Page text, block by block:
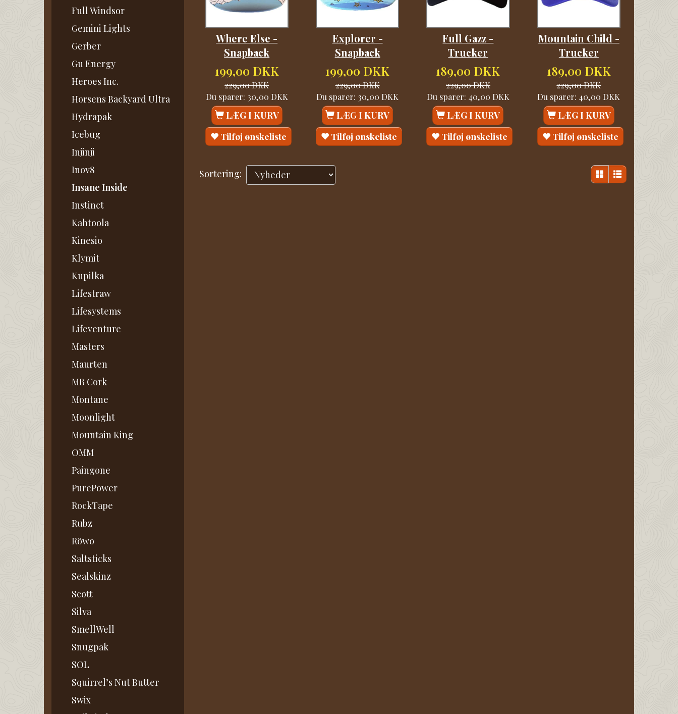
Full Windsor
Gemini Lights
Gerber
Gu Energy
Heroes Inc.
Horsens Backyard Ultra
Hydrapak
Icebug
Injinji
Inov8
Insane Inside
Instinct
Kahtoola
Kinesio
Klymit
Kupilka
Lifestraw
Lifesystems
Lifeventure
Masters
Maurten
MB Cork
Montane
Moonlight
Mountain King
OMM
Paingone
PurePower
RockTape
Rubz
Röwo
Saltsticks
Sealskinz
Scott
Silva
SmellWell
Snugpak
SOL
Squirrel’s Nut Butter
Swix
Where Else -
Snapback
199,00 DKK
229,00 DKK
Du sparer: 30,00 DKK
LÆG I KURV
Tilføj ønskeliste
Explorer -
Snapback
199,00 DKK
229,00 DKK
Du sparer: 30,00 DKK
LÆG I KURV
Tilføj ønskeliste
Full Gazz -
Trucker
189,00 DKK
229,00 DKK
Du sparer: 40,00 DKK
LÆG I KURV
Tilføj ønskeliste
Mountain Child -
Trucker
189,00 DKK
229,00 DKK
Du sparer: 40,00 DKK
LÆG I KURV
Tilføj ønskeliste
Sortering: